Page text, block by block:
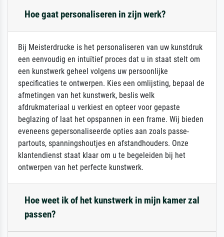
Hoe gaat personaliseren in zijn werk?
Bij Meisterdrucke is het personaliseren van uw kunstdruk
een eenvoudig en intuïtief proces dat u in staat stelt om
een kunstwerk geheel volgens uw persoonlijke
specificaties te ontwerpen. Kies een omlijsting, bepaal de
afmetingen van het kunstwerk, beslis welk
afdrukmateriaal u verkiest en opteer voor gepaste
beglazing of laat het opspannen in een frame. Wij bieden
eveneens gepersonaliseerde opties aan zoals passe-
partouts, spanningshoutjes en afstandhouders. Onze
klantendienst staat klaar om u te begeleiden bij het
ontwerpen van het perfecte kunstwerk.
Hoe weet ik of het kunstwerk in mijn kamer zal
passen?